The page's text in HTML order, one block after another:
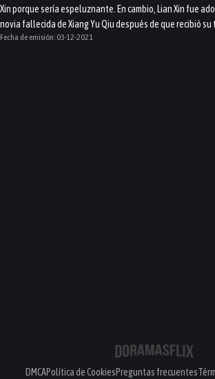
Xin porque sería espeluznante. En cambio, Lian Xin fue
novia fallecida de Xiang Yu Qiu después de que recibió
Fecha de emisión: 03-12-2021
DMCAPolítica de CookiesPreguntas frecuentes